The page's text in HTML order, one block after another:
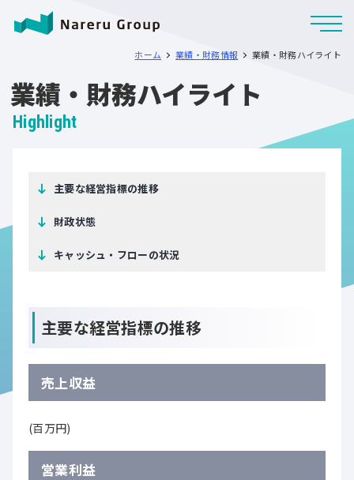
ホーム 業績・財務情報 業績・財務ハイライト
業績・財務ハイライト
Highlight
主要な経営指標の推移
財政状態
キャッシュ・フローの状況
主要な経営指標の推移
売上収益
(百万円)
営業利益